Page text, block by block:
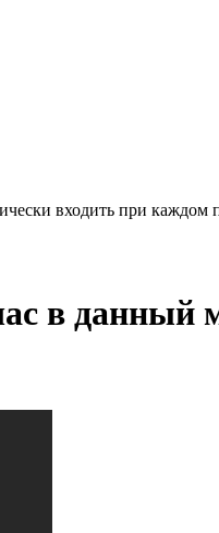
входить при каждом
в данный